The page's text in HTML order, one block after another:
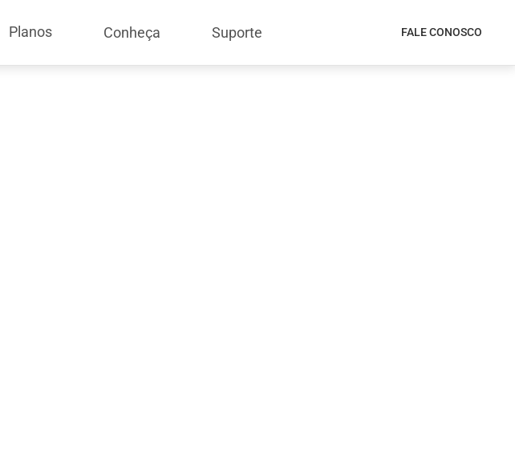
Planos Conheça Suporte FALE CONOSCO